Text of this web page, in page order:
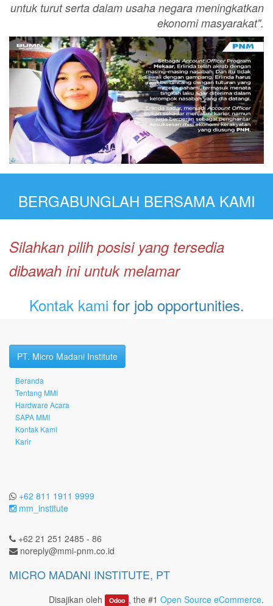
untuk turut serta dalam usaha negara meningkatkan
ekonomi masyarakat".
BERGABUNGLAH BERSAMA KAMI
Silahkan pilih posisi yang tersedia
dibawah ini untuk melamar
Kontak kami for job opportunities.
PT. Micro Madani Institute
Beranda
Tentang MMI
Hardware Acara
SAPA MMI
Kontak Kami
Karir
+62 811 1911 9999
mm_institute
+62 21 251 2485 - 86
noreply@mmi-pnm.co.id
MICRO MADANI INSTITUTE, PT
Disajikan oleh Odoo , the #1 Open Source eCommerce.